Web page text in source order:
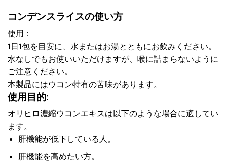
コンデンスライスの使い方
使用：
1日1包を目安に、水またはお湯とともにお飲みください。
水なしでもお使いいただけますが、喉に詰まらないように
ご注意ください。
本製品にはウコン特有の苦味があります。
使用目的:
オリヒロ濃縮ウコンエキスは以下のような場合に適してい
ます。
肝機能が低下している人。
肝機能を高めたい方。